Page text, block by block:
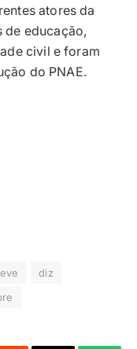
atores da
de educação,
civil e foram
do PNAE.
diz